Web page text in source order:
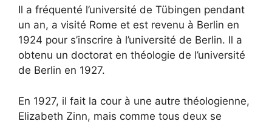
Il a fréquenté l’université de Tübingen pendant
un an, a visité Rome et est revenu à Berlin en
1924 pour s’inscrire à l’université de Berlin. Il a
obtenu un doctorat en théologie de l’université
de Berlin en 1927.
En 1927, il fait la cour à une autre théologienne,
Elizabeth Zinn, mais comme tous deux se